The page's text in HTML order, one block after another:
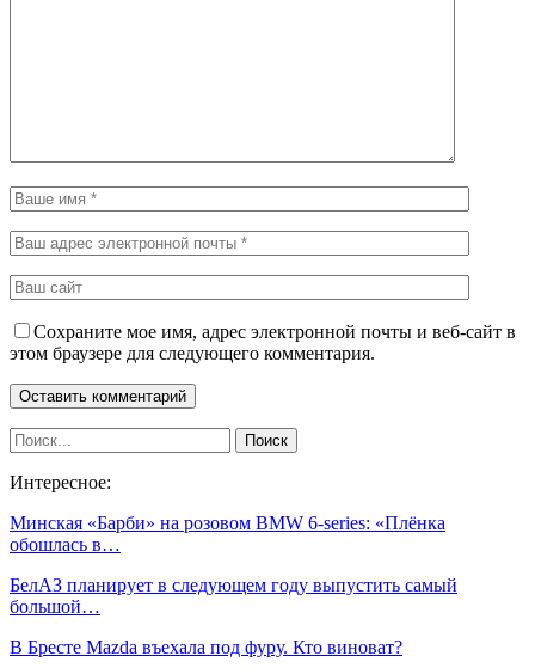
Сохраните мое имя, адрес электронной почты и веб-сайт в
этом браузере для следующего комментария.
Интересное:
Минская «Барби» на розовом BMW 6-series: «Плёнка
обошлась в…
БелАЗ планирует в следующем году выпустить самый
большой…
В Бресте Mazda въехала под фуру. Кто виноват?